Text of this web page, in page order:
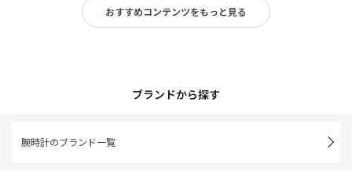
おすすめコンテンツをもっと見る
ブランドから探す
腕時計のブランド一覧